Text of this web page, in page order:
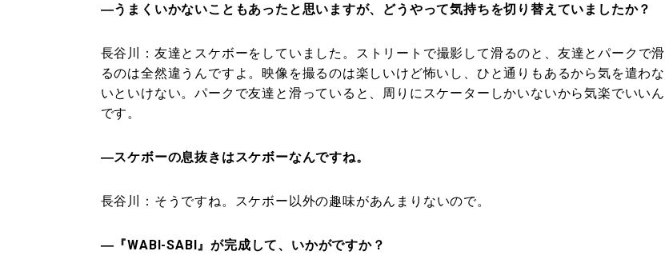
―うまくいかないこともあったと思いますが、どうやって気持ちを切り替えていましたか？
長谷川： 友達とスケボーをしていました。ストリートで撮影して滑るのと、友達とパークで滑
るのは全然違うんですよ。映像を撮るのは楽しいけど怖いし、ひと通りもあるから気を遣わな
いといけない。パークで友達と滑っていると、周りにスケーターしかいないから気楽でいいん
です。
―スケボーの息抜きはスケボーなんですね。
長谷川： そうですね。スケボー以外の趣味があんまりないので。
―『WABI-SABI』が完成して、いかがですか？